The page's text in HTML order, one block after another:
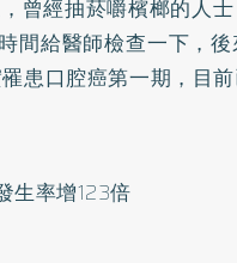
曾經抽菸嚼檳榔的人
間給醫師檢查一下，
患口腔癌第一期，目
率增123倍